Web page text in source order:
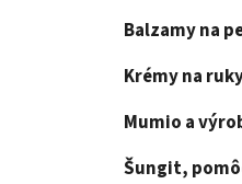
Balzamy na
Krémy na
Mumio a
Šungit,